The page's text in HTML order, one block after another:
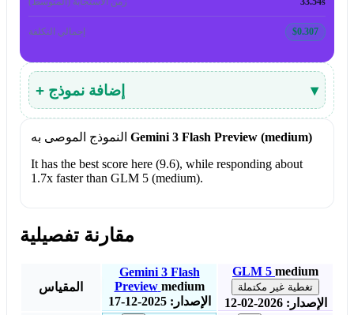
إجمالي التكلفة $0.307
+ إضافة نموذج ▾
النموذج الموصى به Gemini 3 Flash Preview (medium)
It has the best score here (9.6), while responding about
1.7x faster than GLM 5 (medium).
مقارنة تفصيلية
المقياس
Gemini 3 Flash
Preview medium
الإصدار: 2025-12-17
GLM 5 medium
تغطية غير مكتملة
الإصدار: 2026-02-12